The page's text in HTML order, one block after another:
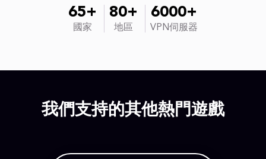
65+
國家
80+
地區
6000+
VPN伺服器
我們支持的其他熱門遊戲